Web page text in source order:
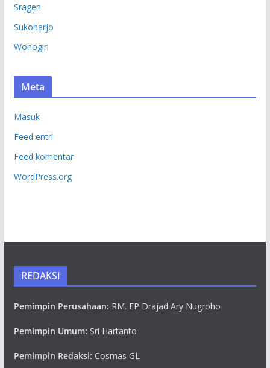
Sragen
Sukoharjo
Wonogiri
Meta
Masuk
Feed entri
Feed komentar
WordPress.org
REDAKSI
Pemimpin Perusahaan: RM. EP Drajad Ary Nugroho
Pemimpin Umum: Sri Hartanto
Pemimpin Redaksi: Cosmas GL